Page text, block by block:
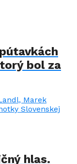
bol za
hlas.